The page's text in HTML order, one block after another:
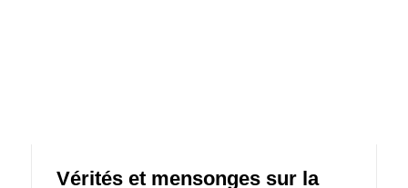
Vérités et mensonges sur la